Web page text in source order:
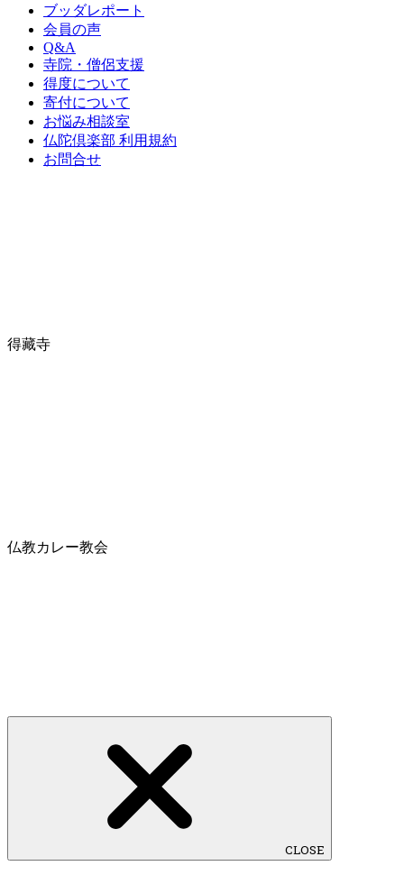
ブッダレポート
会員の声
Q&A
寺院・僧侶支援
得度について
寄付について
お悩み相談室
仏陀倶楽部 利用規約
お問合せ
得藏寺
仏教カレー教会
CLOSE